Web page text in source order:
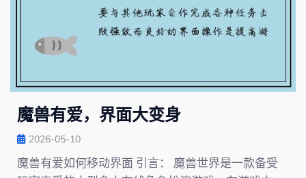
魔兽有爱，界面大变身
2026-05-10
魔兽有爱如何移动界面 引言： 魔兽世界是一款备受